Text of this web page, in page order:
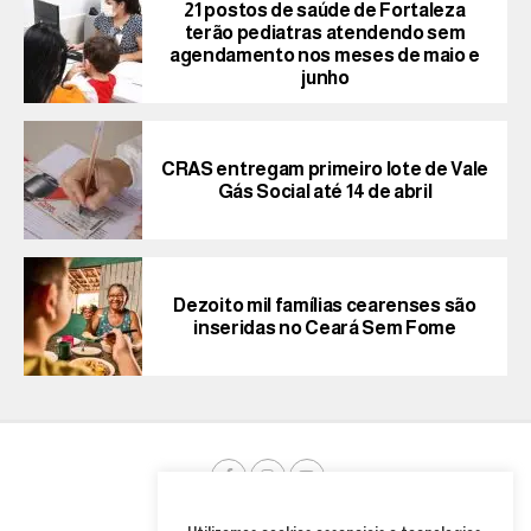
21 postos de saúde de Fortaleza
terão pediatras atendendo sem
agendamento nos meses de maio e
junho
CRAS entregam primeiro lote de Vale
Gás Social até 14 de abril
Dezoito mil famílias cearenses são
inseridas no Ceará Sem Fome